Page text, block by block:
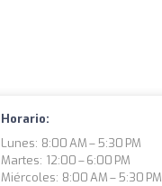
Horario:
Lunes: 8:00 AM – 5:30 PM
Martes: 12:00 – 6:00 PM
Miércoles: 8:00 AM – 5:30 PM